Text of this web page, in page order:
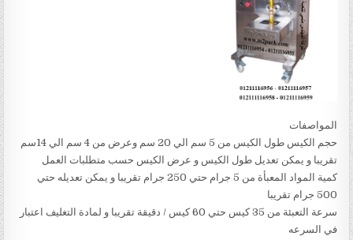
المواصفات
حجم الكيس طول الكيس من 5 سم الي 20 سم وعرض من 4 سم الي 14سم
تقريبا و يمكن تعديل طول الكيس و عرض الكيس حسب متطلبات العمل
كمية المواد المعبأة من 5 جرام حتي 250 جرام تقريبا و يمكن تعديله حتي
500 جرام تقريبا
سرعة التعبئة من 35 كيس حتي 60 كيس / دقيقة تقريبا و لمادة التغليف اعتبار
في السرعه